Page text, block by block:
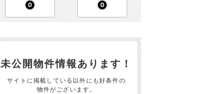
0
0
未公開物件情報あります！
サイトに掲載している以外にも好条件の
物件がございます。